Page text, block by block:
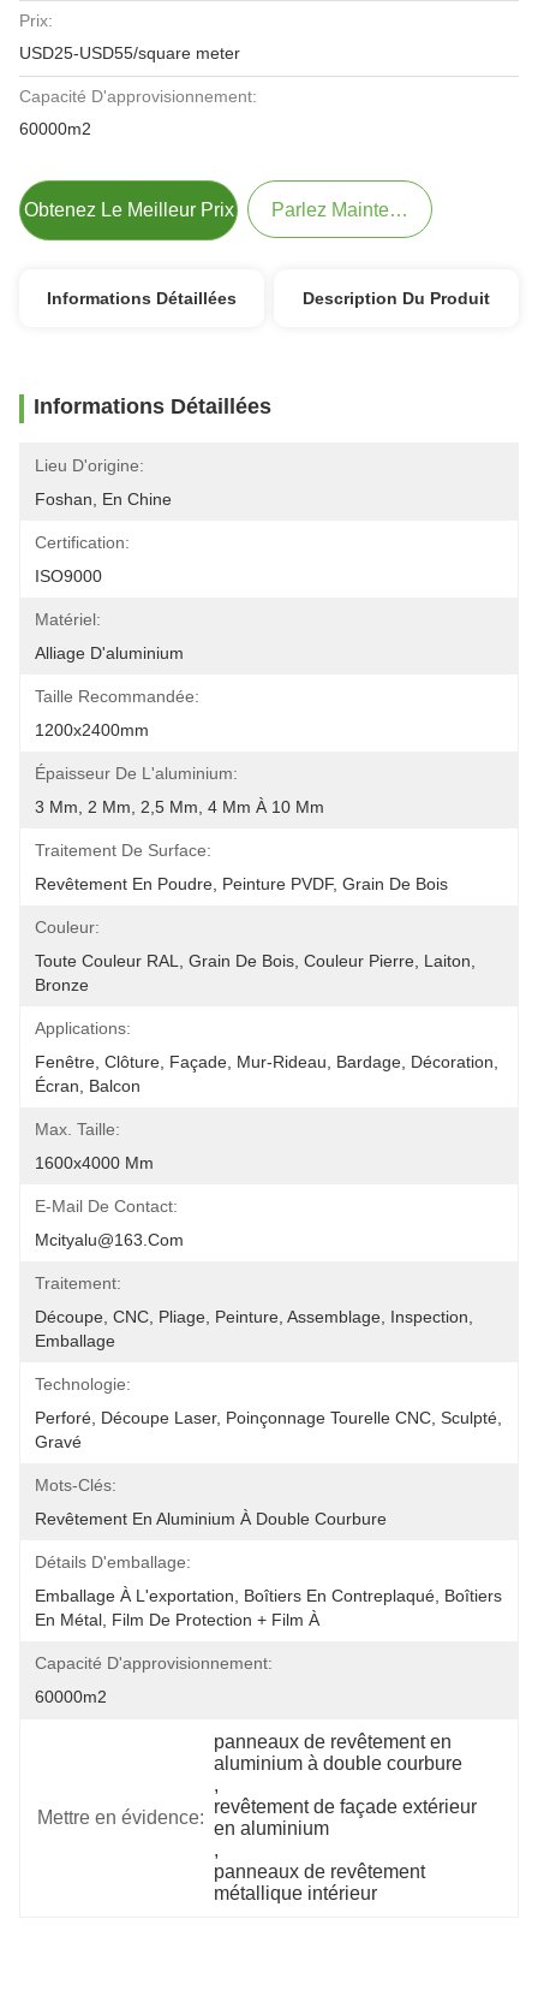
Prix:
USD25-USD55/square meter
Capacité D'approvisionnement:
60000m2
Obtenez Le Meilleur Prix Parlez Maintenant.
Informations Détaillées Description Du Produit
Informations Détaillées
Lieu D'origine:
Foshan, En Chine
Certification:
ISO9000
Matériel:
Alliage D'aluminium
Taille Recommandée:
1200x2400mm
Épaisseur De L'aluminium:
3 Mm, 2 Mm, 2,5 Mm, 4 Mm À 10 Mm
Traitement De Surface:
Revêtement En Poudre, Peinture PVDF, Grain De Bois
Couleur:
Toute Couleur RAL, Grain De Bois, Couleur Pierre, Laiton,
Bronze
Applications:
Fenêtre, Clôture, Façade, Mur-Rideau, Bardage, Décoration,
Écran, Balcon
Max. Taille:
1600x4000 Mm
E-Mail De Contact:
Mcityalu@163.com
Traitement:
Découpe, CNC, Pliage, Peinture, Assemblage, Inspection,
Emballage
Technologie:
Perforé, Découpe Laser, Poinçonnage Tourelle CNC, Sculpté,
Gravé
Mots-Clés:
Revêtement En Aluminium À Double Courbure
Détails D'emballage:
Emballage À L'exportation, Boîtiers En Contreplaqué, Boîtiers
En Métal, Film De Protection + Film À
Capacité D'approvisionnement:
60000m2
Mettre en évidence:
panneaux de revêtement en
aluminium à double courbure
,
revêtement de façade extérieur
en aluminium
,
panneaux de revêtement
métallique intérieur